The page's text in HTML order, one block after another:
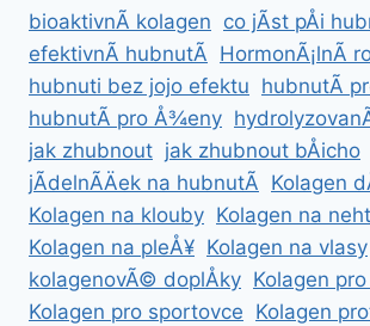
bioaktivnÃ­ kolagen co jÃ­st pÅi
efektivnÃ­ hubnutÃ­ HormonÃ¡lnÃ­
hubnuti bez jojo efektu hubnutÃ­
hubnutÃ­ pro Å¾eny
jak zhubnout jak zhubnout bÅicho
jÃ­delnÃ­Äek na hubnutÃ­ Kolagen
Kolagen na klouby Kolagen na
Kolagen na pleÅ¥ Kolagen na vlasy
kolagenovÃ© doplÅky Kolagen
Kolagen pro sportovce Kolagen